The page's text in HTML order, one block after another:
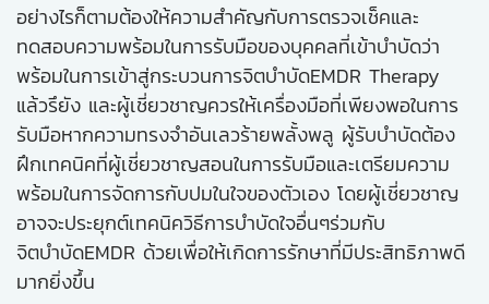
อย่างไรก็ตามต้องให้ความสำคัญกับการตรวจเช็คและ
ทดสอบความพร้อมในการรับมือของบุคคลที่เข้าบำบัดว่า
พร้อมในการเข้าสู่กระบวนการจิตบำบัดEMDR Therapy
แล้วรึยัง และผู้เชี่ยวชาญควรให้เครื่องมือที่เพียงพอในการ
รับมือหากความทรงจำอันเลวร้ายพลั้งพลู ผู้รับบำบัดต้อง
ฝึกเทคนิคที่ผู้เชี่ยวชาญสอนในการรับมือและเตรียมความ
พร้อมในการจัดการกับปมในใจของตัวเอง โดยผู้เชี่ยวชาญ
อาจจะประยุกต์เทคนิควิธีการบำบัดใจอื่นๆร่วมกับ
จิตบำบัดEMDR ด้วยเพื่อให้เกิดการรักษาที่มีประสิทธิภาพดี
มากยิ่งขึ้น